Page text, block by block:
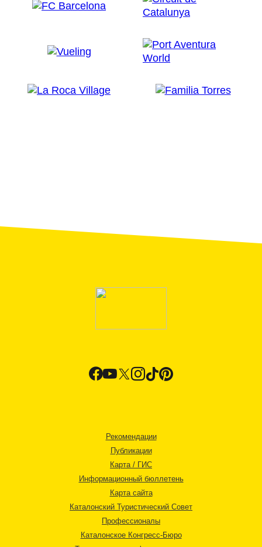
Рекомендации
Публикации
Карта / ГИС
Информационный бюллетень
Карта сайта
Каталонский Туристический Совет
Профессионалы
Каталонское Конгресс-Бюро